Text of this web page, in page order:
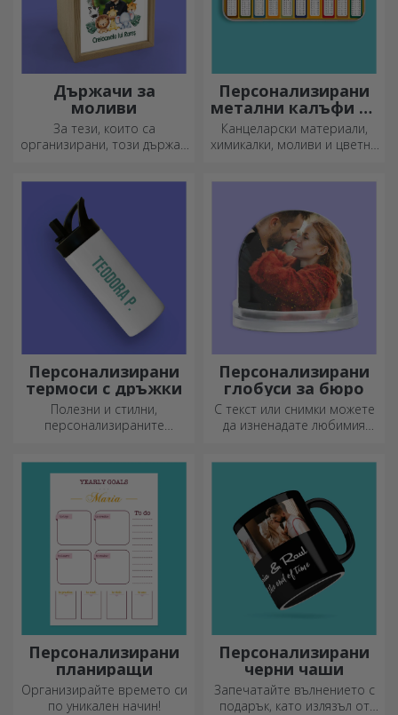
Държачи за
моливи
За тези, които са
организирани, този държач
Персонализирани
метални калъфи за
моливи
Канцеларски материали,
химикалки, моливи и цветни
за моливи на StarGift!
Персонализирани
термоси с дръжки
Полезни и стилни,
персонализираните
ви напитка през всеки
сезон.
Персонализирани
глобуси за бюро
С текст или снимки можете
да изненадате любимия
Персонализирани
планиращи
Организирайте времето си
по уникален начин!
Персонализирани
черни чаши
Запечатайте вълнението с
подарък, като излязъл от